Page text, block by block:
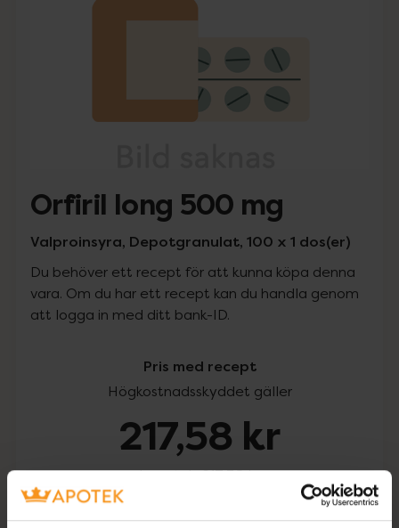
Orfiril long 500 mg
Valproinsyra, Depotgranulat, 100 x 1 dos(er)
Du behöver ett recept för att kunna köpa denna
vara. Om du har ett recept kan du handla genom
att logga in med ditt bank-ID.
Pris med recept
Högkostnadsskyddet gäller
217,58 kr
I apotek:217,58 kr
Köp via ditt recept